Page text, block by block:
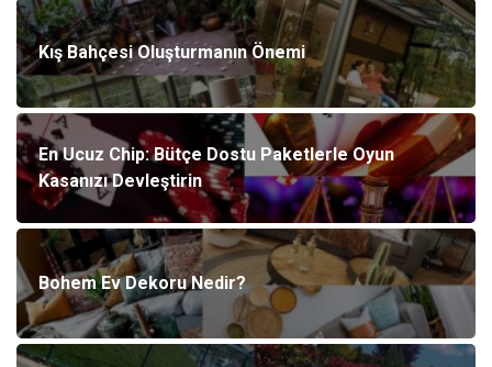
Kış Bahçesi Oluşturmanın Önemi
En Ucuz Chip: Bütçe Dostu Paketlerle Oyun
Kasanızı Devleştirin
Bohem Ev Dekoru Nedir?